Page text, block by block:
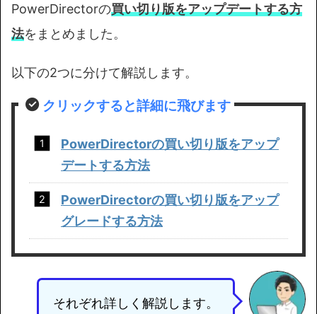
PowerDirectorの買い切り版をアップデートする方
法をまとめました。
以下の2つに分けて解説します。
クリックすると詳細に飛びます
PowerDirectorの買い切り版をアップ
デートする方法
PowerDirectorの買い切り版をアップ
グレードする方法
それぞれ詳しく解説します。